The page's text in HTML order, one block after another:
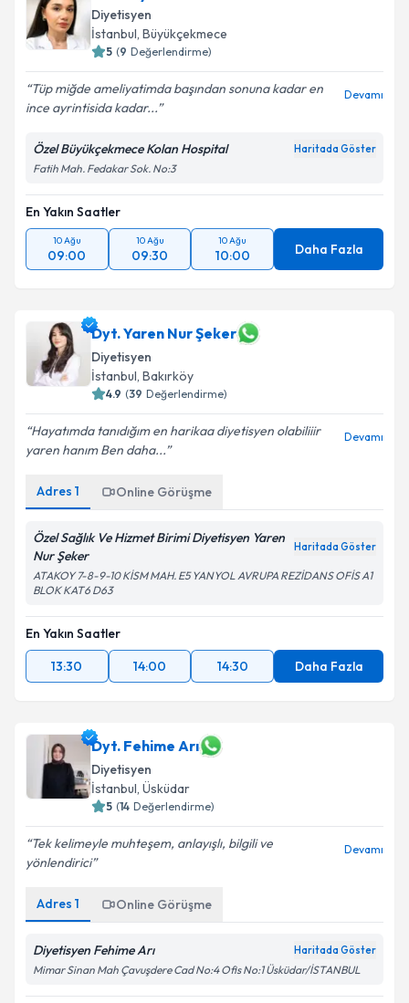
Diyetisyen
İstanbul, Büyükçekmece
5 (9 Değerlendirme)
Tüp miğde ameliyatimda başından sonuna kadar en
ince ayrintisida kadar...
Devamı
Özel Büyükçekmece Kolan Hospital Haritada Göster
Fatih Mah. Fedakar Sok. No:3
En Yakın Saatler
10 Ağu
09:00
10 Ağu
09:30
10 Ağu
10:00 Daha Fazla
Dyt. Yaren Nur Şeker
Diyetisyen
İstanbul, Bakırköy
4.9 (39 Değerlendirme)
Hayatımda tanıdığım en harikaa diyetisyen olabiliiir
yaren hanım Ben daha...
Devamı
Adres 1 Online Görüşme
Özel Sağlık Ve Hizmet Birimi Diyetisyen Yaren
Nur Şeker
Haritada Göster
ATAKOY 7-8-9-10 KİSM MAH. E5 YANYOL AVRUPA REZİDANS OFİS A1
BLOK KAT6 D63
En Yakın Saatler
13:30
14:00 14:30 Daha Fazla
Dyt. Fehime Arı
Diyetisyen
İstanbul, Üsküdar
5 (14 Değerlendirme)
Tek kelimeyle muhteşem, anlayışlı, bilgili ve
yönlendirici
Devamı
Adres 1 Online Görüşme
Diyetisyen Fehime Arı Haritada Göster
Mimar Sinan Mah Çavuşdere Cad No:4 Ofis No:1 Üsküdar/İSTANBUL